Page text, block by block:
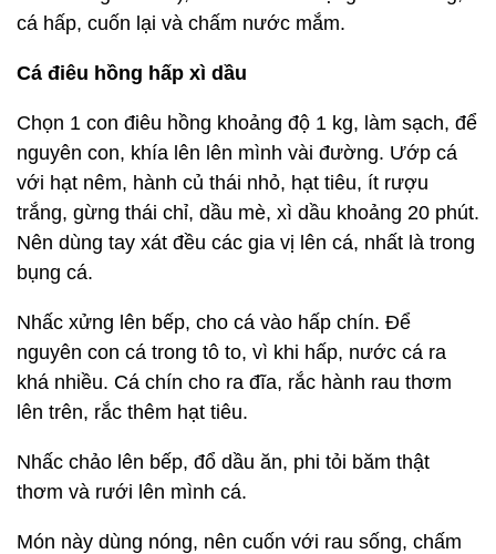
cá hấp, cuốn lại và chấm nước mắm.
Cá điêu hồng hấp xì dầu
Chọn 1 con điêu hồng khoảng độ 1 kg, làm sạch, để
nguyên con, khía lên lên mình vài đường. Ướp cá
với hạt nêm, hành củ thái nhỏ, hạt tiêu, ít rượu
trắng, gừng thái chỉ, dầu mè, xì dầu khoảng 20 phút.
Nên dùng tay xát đều các gia vị lên cá, nhất là trong
bụng cá.
Nhấc xửng lên bếp, cho cá vào hấp chín. Để
nguyên con cá trong tô to, vì khi hấp, nước cá ra
khá nhiều. Cá chín cho ra đĩa, rắc hành rau thơm
lên trên, rắc thêm hạt tiêu.
Nhấc chảo lên bếp, đổ dầu ăn, phi tỏi băm thật
thơm và rưới lên mình cá.
Món này dùng nóng, nên cuốn với rau sống, chấm